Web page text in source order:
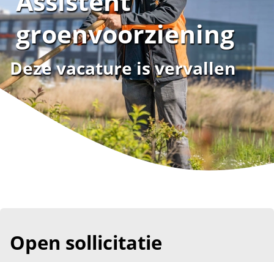
groenvoorziening
Deze vacature is vervallen
Open sollicitatie